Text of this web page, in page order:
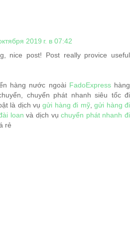
2019 г. в 07:42
nice post! Post really provice useful
hàng nước ngoài FadoExpresshàng
chuyển phát nhanh siêu tốc đi
là dịch vụgửi hàng đi mỹ,gửi hàng đi
loan và dịch vụchuyển phát nhanh đi
rẻ